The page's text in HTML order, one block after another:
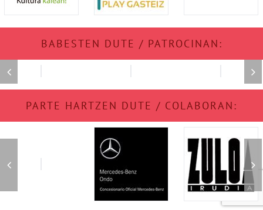
BABESTEN DUTE / PATROCINAN:
PARTE HARTZEN DUTE / COLABORAN: